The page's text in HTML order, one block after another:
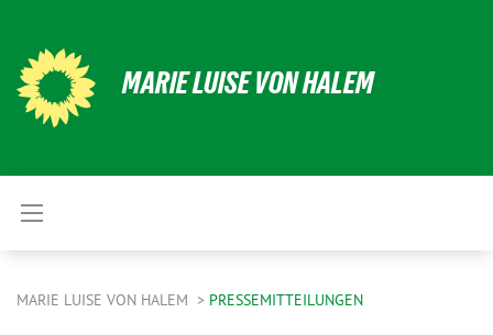
MARIE LUISE VON HALEM
MARIE LUISE VON HALEM PRESSEMITTEILUNGEN